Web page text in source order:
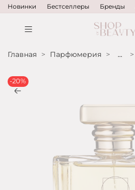
Новинки Бестселлеры Бренды
Главная Парфюмерия ...
-20%